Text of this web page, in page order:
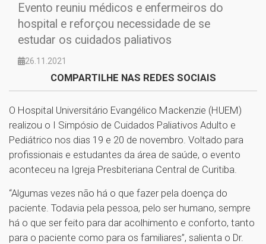
Evento reuniu médicos e enfermeiros do
hospital e reforçou necessidade de se
estudar os cuidados paliativos
26.11.2021
COMPARTILHE NAS REDES SOCIAIS
O Hospital Universitário Evangélico Mackenzie (HUEM)
realizou o I Simpósio de Cuidados Paliativos Adulto e
Pediátrico nos dias 19 e 20 de novembro. Voltado para
profissionais e estudantes da área de saúde, o evento
aconteceu na Igreja Presbiteriana Central de Curitiba.
“Algumas vezes não há o que fazer pela doença do
paciente. Todavia pela pessoa, pelo ser humano, sempre
há o que ser feito para dar acolhimento e conforto, tanto
para o paciente como para os familiares”, salienta o Dr.